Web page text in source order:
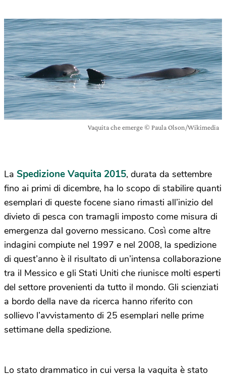
Vaquita che emerge © Paula Olson/Wikimedia
La Spedizione Vaquita 2015, durata da settembre
fino ai primi di dicembre, ha lo scopo di stabilire quanti
esemplari di queste focene siano rimasti all’inizio del
divieto di pesca con tramagli imposto come misura di
emergenza dal governo messicano. Così come altre
indagini compiute nel 1997 e nel 2008, la spedizione
di quest’anno è il risultato di un’intensa collaborazione
tra il Messico e gli Stati Uniti che riunisce molti esperti
del settore provenienti da tutto il mondo. Gli scienziati
a bordo della nave da ricerca hanno riferito con
sollievo l’avvistamento di 25 esemplari nelle prime
settimane della spedizione.
Lo stato drammatico in cui versa la vaquita è stato